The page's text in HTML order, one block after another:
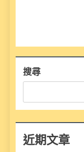
搜尋
近期文章